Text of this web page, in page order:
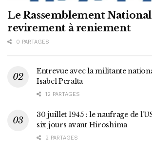
Le Rassemblement National
revirement à reniement
0 PARTAGES
Entrevue avec la militante
Isabel Peralta
12 PARTAGES
30 juillet 1945 : le naufrage de
six jours avant Hiroshima
2 PARTAGES